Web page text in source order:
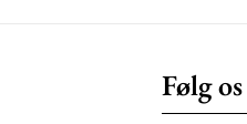
Følg os